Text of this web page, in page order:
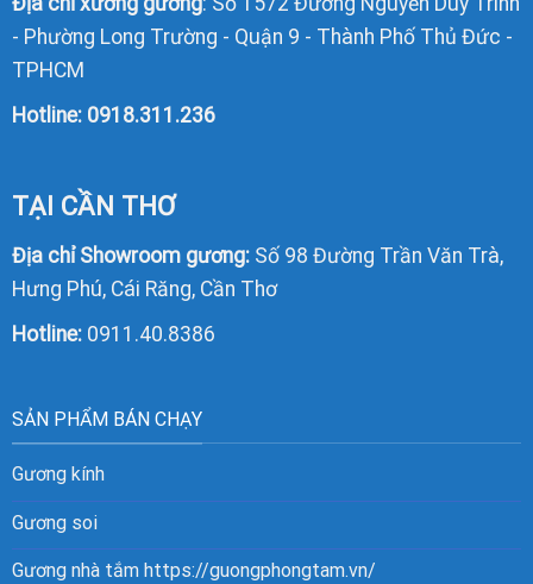
- Phường Long Trường - Quận 9 - Thành Phố Thủ Đức -
TPHCM
Hotline: 0918.311.236
TẠI CẦN THƠ
Địa chỉ Showroom gương:Số 98 Đường Trần Văn Trà,
Hưng Phú, Cái Răng, Cần Thơ
Hotline: 0911.40.8386
SẢN PHẨM BÁN CHẠY
Gương kính
Gương soi
Gương nhà tắm https://guongphongtam.vn/